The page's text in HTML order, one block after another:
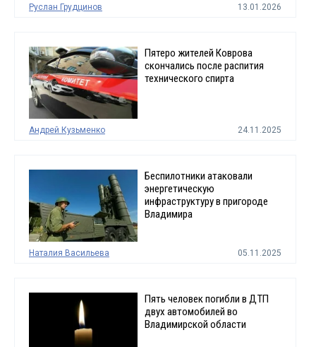
Руслан Грудцинов 13.01.2026
Пятеро жителей Коврова
скончались после распития
технического спирта
Андрей Кузьменко 24.11.2025
Беспилотники атаковали
энергетическую
инфраструктуру в пригороде
Владимира
Наталия Васильева 05.11.2025
Пять человек погибли в ДТП
двух автомобилей во
Владимирской области